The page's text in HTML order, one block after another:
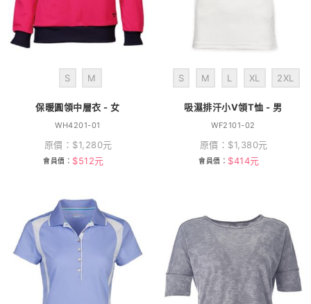
S M
保暖圓領中層衣 - 女
WH4201-01
原價： $1,280元
會員價： $512元
S M L XL 2XL
吸濕排汗小V領T恤 - 男
WF2101-02
原價： $1,380元
會員價： $414元